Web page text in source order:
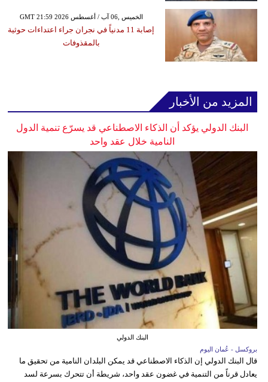
GMT 21:59 2026 الخميس ,06 آب / أغسطس
إصابة 11 مدنياً في نجران جراء اعتداءات حوثية
بالمقذوفات
المزيد من الأخبار
البنك الدولي يؤكد أن الذكاء الاصطناعي قد يسرّع تنمية الدول
النامية خلال عقد واحد
البنك الدولي
بروكسل - عُمان اليوم
قال البنك الدولي إن الذكاء الاصطناعي قد يمكن البلدان النامية من تحقيق ما
يعادل قرناً من التنمية في غضون عقد واحد، شريطة أن تتحرك بسرعة لسد